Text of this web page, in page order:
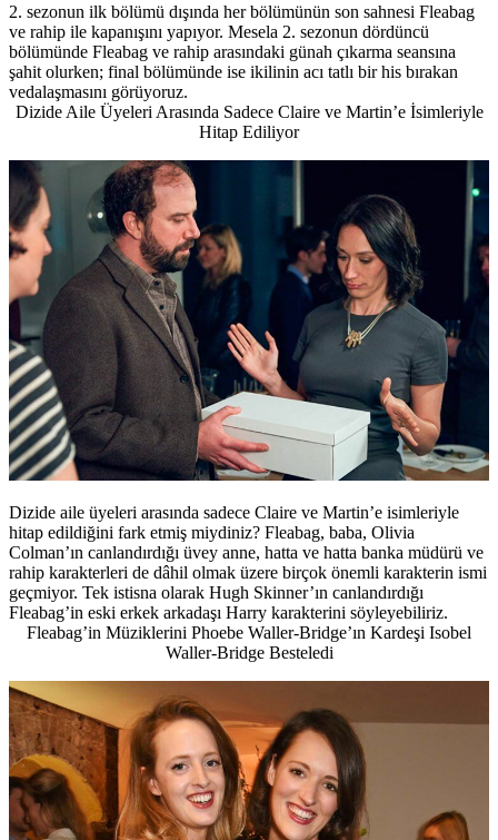
2. sezonun ilk bölümü dışında her bölümünün son sahnesi Fleabag
ve rahip ile kapanışını yapıyor. Mesela 2. sezonun dördüncü
bölümünde Fleabag ve rahip arasındaki günah çıkarma seansına
şahit olurken; final bölümünde ise ikilinin acı tatlı bir his bırakan
vedalaşmasını görüyoruz.
Dizide Aile Üyeleri Arasında Sadece Claire ve Martin’e İsimleriyle
Hitap Ediliyor
Dizide aile üyeleri arasında sadece Claire ve Martin’e isimleriyle
hitap edildiğini fark etmiş miydiniz? Fleabag, baba, Olivia
Colman’ın canlandırdığı üvey anne, hatta ve hatta banka müdürü ve
rahip karakterleri de dâhil olmak üzere birçok önemli karakterin ismi
geçmiyor. Tek istisna olarak Hugh Skinner’ın canlandırdığı
Fleabag’in eski erkek arkadaşı Harry karakterini söyleyebiliriz.
Fleabag’in Müziklerini Phoebe Waller-Bridge’ın Kardeşi Isobel
Waller-Bridge Besteledi